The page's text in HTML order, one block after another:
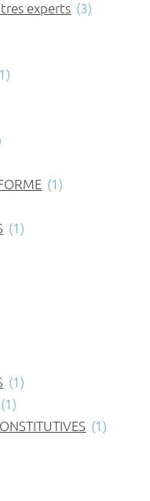
experts (3)
(1)
(1)
(1)
(1)
(1)